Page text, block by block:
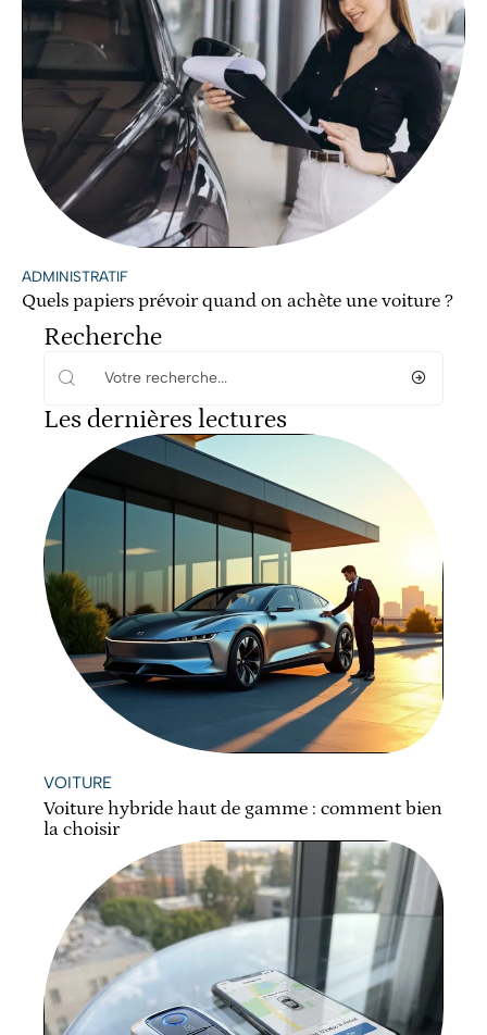
ADMINISTRATIF
Quels papiers prévoir quand on achète une voiture ?
Recherche
Les dernières lectures
VOITURE
Voiture hybride haut de gamme : comment bien
la choisir